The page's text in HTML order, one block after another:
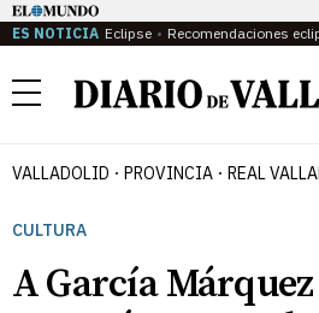
ES NOTICIA Eclipse Recomendaciones
Menú
VALLADOLID PROVINCIA REAL
CULTURA
A García